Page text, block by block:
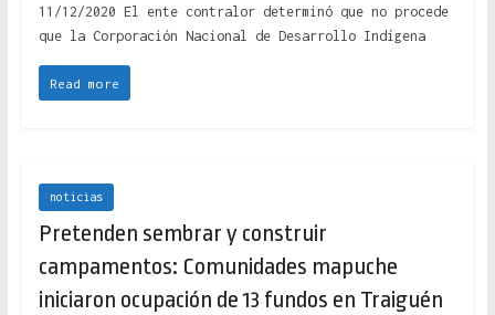
11/12/2020 El ente contralor determinó que no procede
que la Corporación Nacional de Desarrollo Indígena
Read more
noticias
Pretenden sembrar y construir
campamentos: Comunidades mapuche
iniciaron ocupación de 13 fundos en Traiguén